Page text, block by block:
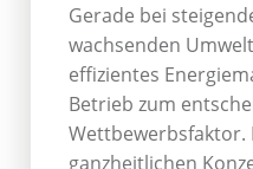
Gerade bei
wachsenden
effizientes
Betrieb zum
Wettbewerbsfaktor.
ganzheitlichen